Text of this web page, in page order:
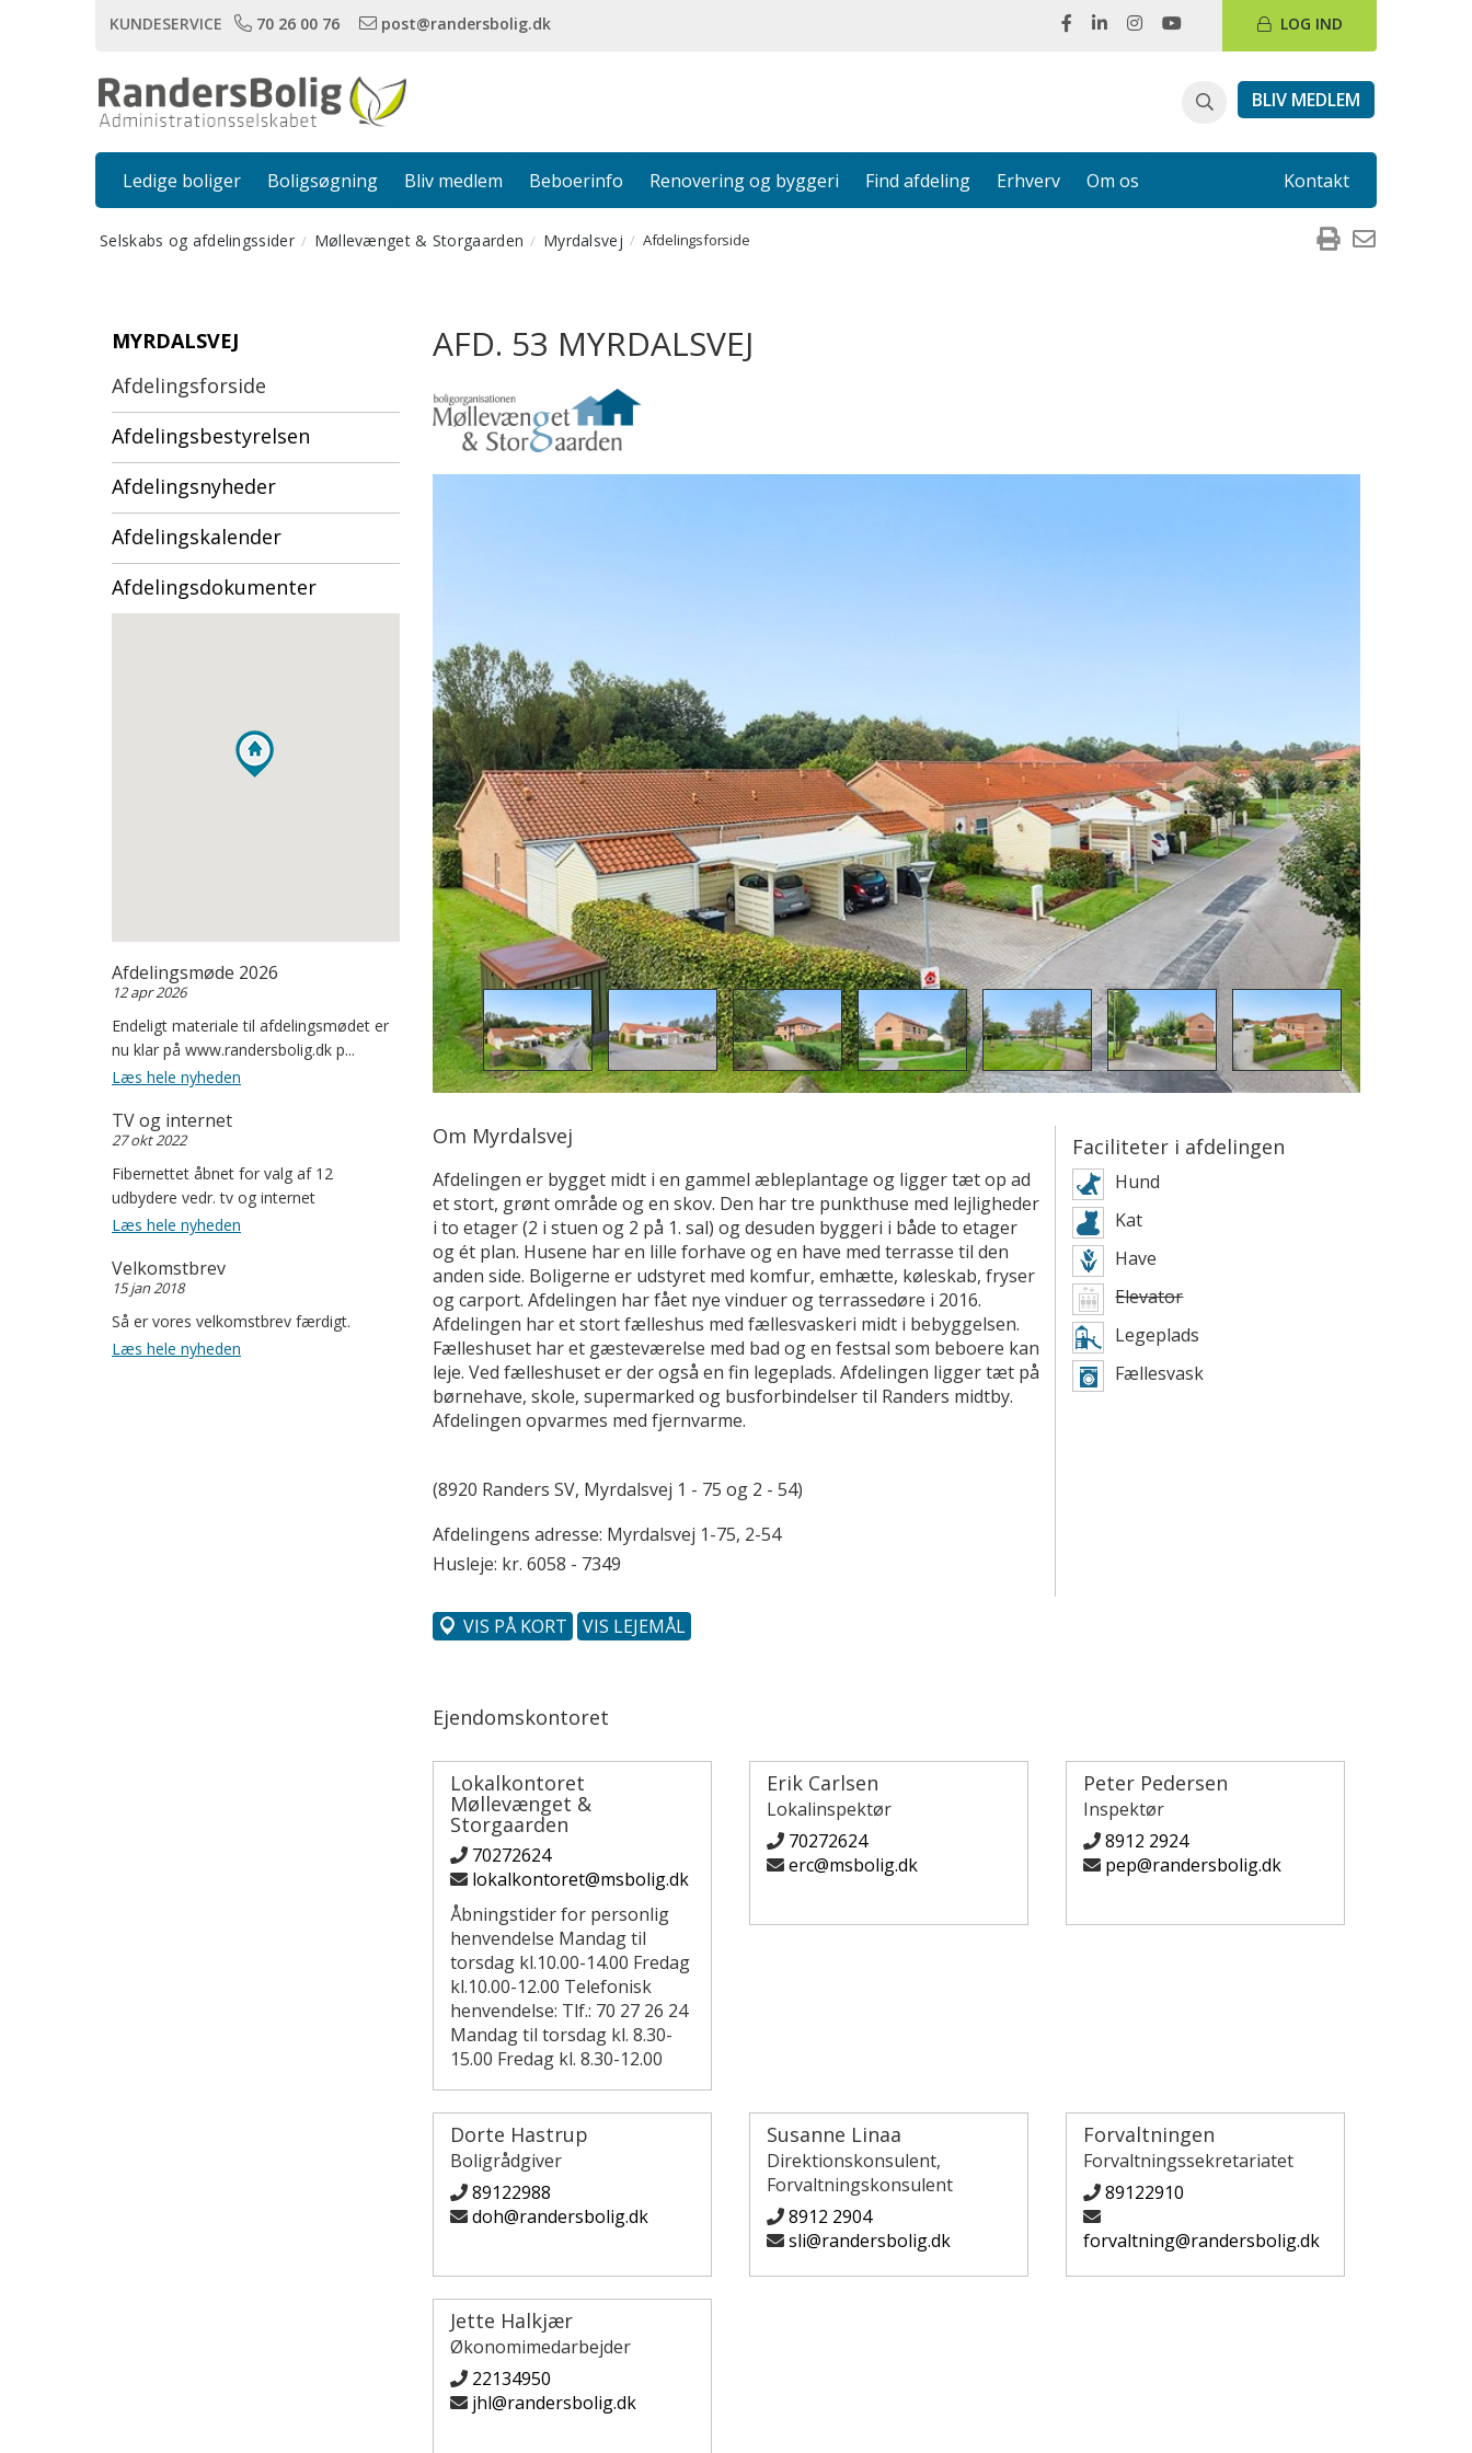
KUNDESERVICE 70 26 00 76 post@randersbolig.dk LOG IND
BLIV MEDLEM
Ledige boliger Boligsøgning Bliv medlem Beboerinfo Renovering og byggeri Find afdeling Erhverv Om os Kontakt
Selskabs og afdelingssider Møllevænget & Storgaarden Myrdalsvej Afdelingsforside
MYRDALSVEJ
Afdelingsforside
Afdelingsbestyrelsen
Afdelingsnyheder
Afdelingskalender
Afdelingsdokumenter
Afdelingsmøde 2026
12 apr 2026
Endeligt materiale til afdelingsmødet er
nu klar på www.randersbolig.dk p...
Læs hele nyheden
TV og internet
27 okt 2022
Fibernettet åbnet for valg af 12
udbydere vedr. tv og internet
Læs hele nyheden
Velkomstbrev
15 jan 2018
Så er vores velkomstbrev færdigt.
Læs hele nyheden
AFD. 53 MYRDALSVEJ
Om Myrdalsvej
Afdelingen er bygget midt i en gammel æbleplantage og ligger tæt op ad
et stort, grønt område og en skov. Den har tre punkthuse med lejligheder
i to etager (2 i stuen og 2 på 1. sal) og desuden byggeri i både to etager
og ét plan. Husene har en lille forhave og en have med terrasse til den
anden side. Boligerne er udstyret med komfur, emhætte, køleskab, fryser
og carport. Afdelingen har fået nye vinduer og terrassedøre i 2016.
Afdelingen har et stort fælleshus med fællesvaskeri midt i bebyggelsen.
Fælleshuset har et gæsteværelse med bad og en festsal som beboere kan
leje. Ved fælleshuset er der også en fin legeplads. Afdelingen ligger tæt på
børnehave, skole, supermarked og busforbindelser til Randers midtby.
Afdelingen opvarmes med fjernvarme.
(8920 Randers SV, Myrdalsvej 1 - 75 og 2 - 54)
Afdelingens adresse: Myrdalsvej 1-75, 2-54
Husleje: kr. 6058 - 7349
Faciliteter i afdelingen
Hund
Kat
Have
Elevator
Legeplads
Fællesvask
VIS PÅ KORT VIS LEJEMÅL
Ejendomskontoret
Lokalkontoret
Møllevænget &
Storgaarden
70272624
lokalkontoret@msbolig.dk
Åbningstider for personlig
henvendelse Mandag til
torsdag kl.10.00-14.00 Fredag
kl.10.00-12.00 Telefonisk
henvendelse: Tlf.: 70 27 26 24
Mandag til torsdag kl. 8.30-
15.00 Fredag kl. 8.30-12.00
Erik Carlsen
Lokalinspektør
70272624
erc@msbolig.dk
Peter Pedersen
Inspektør
8912 2924
pep@randersbolig.dk
Dorte Hastrup
Boligrådgiver
89122988
doh@randersbolig.dk
Susanne Linaa
Direktionskonsulent,
Forvaltningskonsulent
8912 2904
sli@randersbolig.dk
Forvaltningen
Forvaltningssekretariatet
89122910
forvaltning@randersbolig.dk
Jette Halkjær
Økonomimedarbejder
22134950
jhl@randersbolig.dk